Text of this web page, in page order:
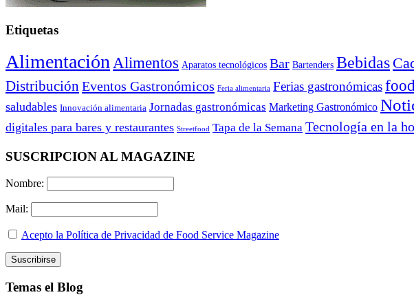
Etiquetas
Alimentación Alimentos Aparatos tecnológicos Bar Bartenders Bebidas
Distribución Eventos Gastronómicos Feria alimentaria Ferias gastronómicas
saludables Innovación alimentaria Jornadas gastronómicas Marketing Gastronómico
digitales para bares y restaurantes Streetfood Tapa de la Semana Tecnología en la
SUSCRIPCION AL MAGAZINE
Nombre:
Mail:
Acepto la Política de Privacidad de Food Service Magazine
Temas el Blog